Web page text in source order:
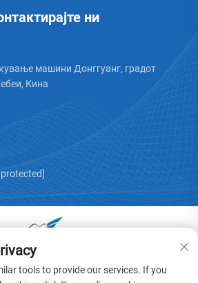
ни
машини Донггуанг, градот
Кина
од Донггуанг Хуају Карон
tools to provide our services. If you